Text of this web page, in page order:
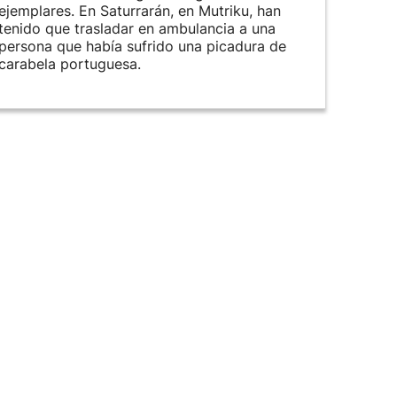
En Saturrarán, en Mutriku, han
que trasladar en ambulancia a una
que había sufrido una picadura de
portuguesa.